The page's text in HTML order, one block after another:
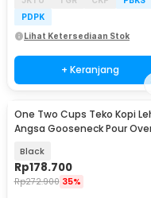
PDPK
Lihat Ketersediaan Stok
+ Keranjang
One Two Cups Teko Kopi
Angsa Gooseneck Pour
Black
Rp178.700
Rp272.900 35%